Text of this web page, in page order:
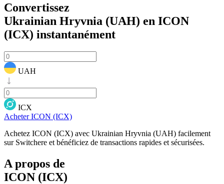
Convertissez
Ukrainian Hryvnia (UAH) en ICON
(ICX) instantanément
UAH
ICX
Acheter ICON (ICX)
Achetez ICON (ICX) avec Ukrainian Hryvnia (UAH) facilement
sur Switchere et bénéficiez de transactions rapides et sécurisées.
A propos de
ICON (ICX)